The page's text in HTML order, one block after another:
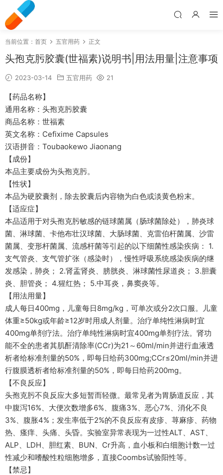
当前位置： 首页 五官用药 正文
头孢克肟胶囊(世福素)说明书|用法用量|注意事项
2023-03-14 五官用药 21
【药品名称】
通用名称：头孢克肟胶囊
商品名称：世福素
英文名称：Cefixime Capsules
汉语拼音：Toubaokewo Jiaonang
【成份】
本品主要成份为头孢克肟。
【性状】
本品为硬胶囊剂，除去胶囊后内容物为白色或淡黄色粉末。
【适应症】
本品适用于对头孢克肟敏感的链球菌属（肠球菌除处），肺炎球
菌、淋球菌、卡他布壮汉球菌、大肠球菌、克雷伯杆菌属、沙雷
菌属、变形杆菌属、流感杆菌等引起的以下细菌性感染疾病： 1.
支气管炎、支气管扩张（感染时），慢性呼吸系统感染疾病的继
发感染，肺炎； 2.肾盂肾炎、膀胱炎、淋球菌性尿道炎； 3.胆囊
炎、胆管炎； 4.猩红热； 5.中耳炎，鼻窦炎等。
【用法用量】
成人每日400mg，儿童每日8mg/kg，可单次或分2次口服。儿童
体重≥50kg或年龄≥12岁时用成人剂量。治疗单纯性淋病时宜
400mg单剂疗法。治疗单纯性淋病时宜400mg单剂疗法。肾功
能不全的患者其肌酐清除率(CCr)为21～60ml/min并进行血液透
析者给标准剂量的50%，即每日给药300mg;CCr≤20ml/min并进
行腹膜透析者给标准剂量的50%，即每日给药200mg。
【不良反应】
头孢克肟不良反应大多短暂而轻微。最常见者为胃肠道反应，其
中腹泻16%、大便次数增多6%、腹痛3%、恶心7%、消化不良
3%、腹胀4%；发生率低于2%的不良反应有皮疹、荨麻疹、药物
热、瘙痒、头痛、头昏。实验室异常表现为一过性ALT、AST、
ALP、LDH、胆红素、BUN、Cr升高，血小板和白细胞计数一过
性减少和嗜酸性粒细胞增多，直接Coombs试验阳性等。
【禁忌】